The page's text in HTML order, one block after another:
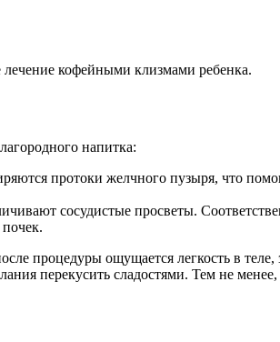
лечение кофейными клизмами ребенка.
напитка:
протоки желчного пузыря, что
сосудистые просветы.
процедуры ощущается легкость в
перекусить сладостями. Тем не